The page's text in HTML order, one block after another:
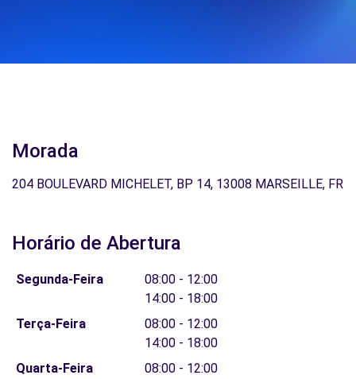
Morada
204 BOULEVARD MICHELET, BP 14, 13008 MARSEILLE, FR
Horário de Abertura
Segunda-Feira
08:00 - 12:00
14:00 - 18:00
Terça-Feira
08:00 - 12:00
14:00 - 18:00
Quarta-Feira
08:00 - 12:00